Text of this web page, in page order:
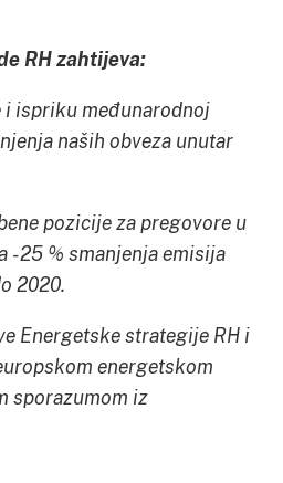
RH zahtijeva:
i ispriku međunarodnoj
naših obveza unutar
pozicije za pregovore u
-25 % smanjenja emisija
2020.
Energetske strategije RH i
energetskom
sporazumom iz